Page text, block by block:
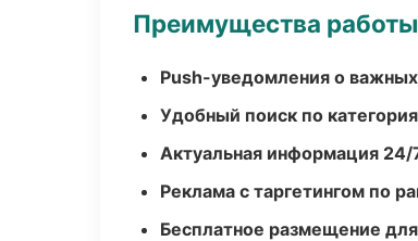
Преимущества
Push-уведомления о
Удобный поиск по
Актуальная информация 24/
Реклама с таргетингом по
Бесплатное размещение